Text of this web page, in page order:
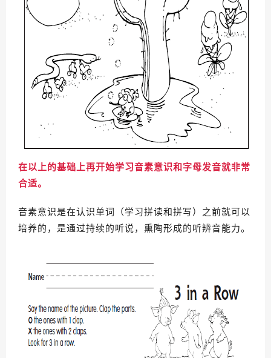
在以上的基础上再开始学习音素意识和字母发音就非常
合适。
音素意识是在认识单词（学习拼读和拼写）之前就可以
培养的，是通过持续的听说，熏陶形成的听辨音能力。